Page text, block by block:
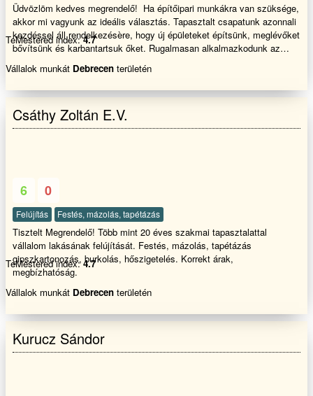
Üdvözlöm kedves megrendelő! Ha építőipari munkákra van szüksége,
akkor mi vagyunk az ideális választás. Tapasztalt csapatunk azonnali
kezdéssel áll rendelkezésère, hogy új épületeket építsünk, meglévőket
bővítsünk és karbantartsuk őket. Rugalmasan alkalmazkodunk az
megoldást kínáljuk. Az építőipari munkáink során mindig az ügyfél
elégedettsége az elsődleges szempont. A csapatunk kreatív és
problémamegoldó képességgel rendelkezik, így garantáljuk, hogy
minden projekt megfeleljen az Ön igényeinek és elvárásainak. Ha
kérdése van, vagy szeretné megrendelni a szolgáltatásainkat, akkor
TeMestered index:4.7
Vállalok munkát Debrecen területén
Csáthy Zoltán E.V.
6 0
Felújítás Festés, mázolás, tapétázás
Tisztelt Megrendelő! Több mint 20 éves szakmai tapasztalattal
vállalom lakásának felújítását. Festés, mázolás, tapétázás
gipszkartonozás, burkolás, hőszigetelés. Korrekt árak,
megbízhatóság.
TeMestered index:4.7
Vállalok munkát Debrecen területén
Kurucz Sándor